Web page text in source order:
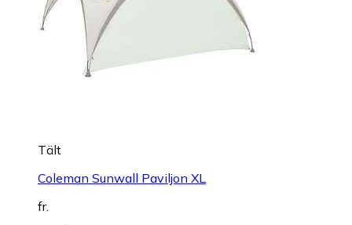
Tält
Coleman Sunwall Paviljon XL
fr.